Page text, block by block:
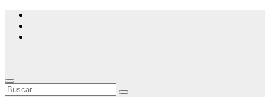
Saltar
contenido